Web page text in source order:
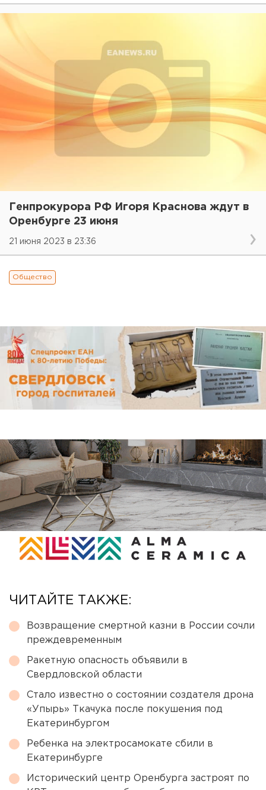
Генпрокурора РФ Игоря Краснова ждут в
Оренбурге 23 июня
21 июня 2023 в 23:36
Общество
ЧИТАЙТЕ ТАКЖЕ:
Возвращение смертной казни в России сочли
преждевременным
Ракетную опасность объявили в
Свердловской области
Стало известно о состоянии создателя дрона
«Упырь» Ткачука после покушения под
Екатеринбургом
Ребенка на электросамокате сбили в
Екатеринбурге
Исторический центр Оренбурга застроят по